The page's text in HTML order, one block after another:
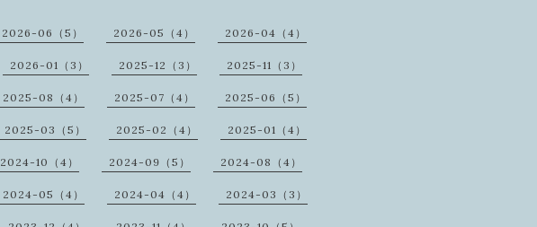
2026-06（5） 2026-05（4） 2026-04（4）
2026-01（3） 2025-12（3） 2025-11（3）
2025-08（4） 2025-07（4） 2025-06（5）
2025-03（5） 2025-02（4） 2025-01（4）
2024-10（4） 2024-09（5） 2024-08（4）
2024-05（4） 2024-04（4） 2024-03（3）